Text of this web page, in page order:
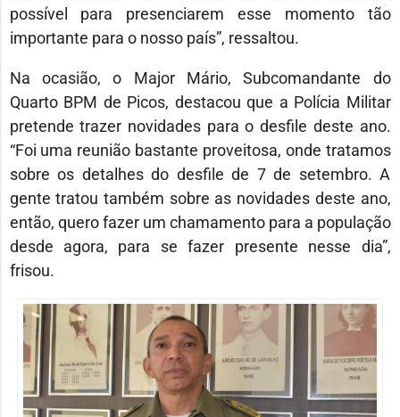
possível para presenciarem esse momento tão
importante para o nosso país”, ressaltou.
Na ocasião, o Major Mário, Subcomandante do
Quarto BPM de Picos, destacou que a Polícia Militar
pretende trazer novidades para o desfile deste ano.
“Foi uma reunião bastante proveitosa, onde tratamos
sobre os detalhes do desfile de 7 de setembro. A
gente tratou também sobre as novidades deste ano,
então, quero fazer um chamamento para a população
desde agora, para se fazer presente nesse dia”,
frisou.